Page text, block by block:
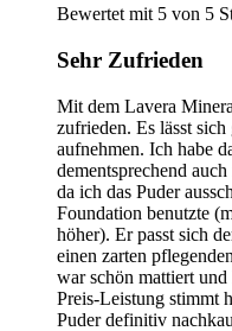
Bewertet mit 5 von 5
Sehr Zufrieden
Mit dem Lavera
zufrieden. Es lässt
aufnehmen. Ich habe
dementsprechend
da ich das Puder
Foundation benutzte
höher). Er passt sich
einen zarten
war schön mattiert
Preis-Leistung stimmt
Puder definitiv